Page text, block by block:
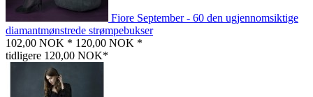
Fiore September - 60 den ugjennomsiktige
diamantmønstrede strømpebukser
102,00 NOK * 120,00 NOK *
tidligere 120,00 NOK*